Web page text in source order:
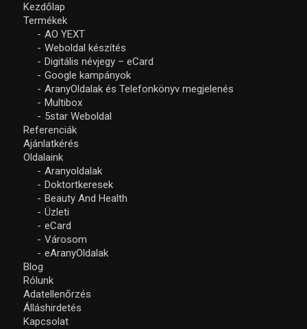
Kezdőlap
Termékek
AO YEXT
Weboldal készítés
Digitális névjegy – eCard
Google kampányok
AranyOldalak és Telefonkönyv megjelenés
Multibox
5star Weboldal
Referenciák
Ajánlatkérés
Oldalaink
Aranyoldalak
Doktortkeresek
Beauty And Health
Üzleti
eCard
Városom
eAranyOldalak
Blog
Rólunk
Adatellenőrzés
Álláshirdetés
Kapcsolat